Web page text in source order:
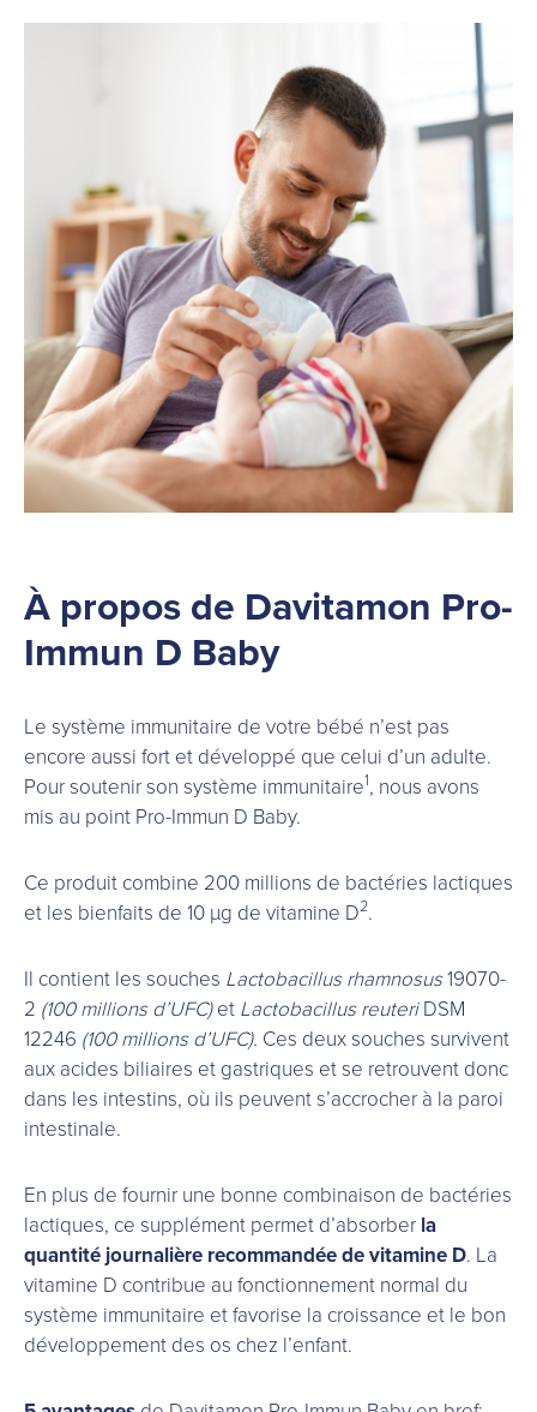
À propos de Davitamon Pro-
Immun D Baby
Le système immunitaire de votre bébé n’est pas
encore aussi fort et développé que celui d’un adulte.
Pour soutenir son système immunitaire1, nous avons
mis au point Pro-Immun D Baby.
Ce produit combine 200 millions de bactéries lactiques
et les bienfaits de 10 µg de vitamine D2.
Il contient les souches Lactobacillus rhamnosus19070-
2 (100 millions d’UFC)et Lactobacillus reuteriDSM
12246 (100 millions d’UFC). Ces deux souches survivent
aux acides biliaires et gastriques et se retrouvent donc
dans les intestins, où ils peuvent s’accrocher à la paroi
intestinale.
En plus de fournir une bonne combinaison de bactéries
lactiques, ce supplément permet d’absorber la
quantité journalière recommandée de vitamine D. La
vitamine D contribue au fonctionnement normal du
système immunitaire et favorise la croissance et le bon
développement des os chez l’enfant.